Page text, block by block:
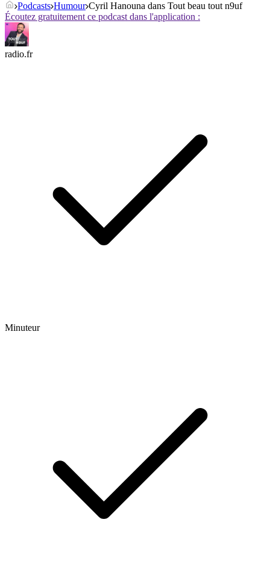
Podcasts Humour Cyril Hanouna dans Tout beau tout n9uf
Écoutez gratuitement ce podcast dans l'application :
radio.fr
Minuteur